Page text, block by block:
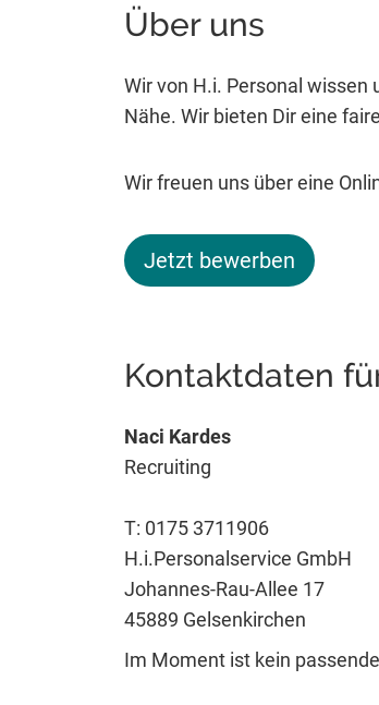
Über uns
Wir von H.i. Personal
Nähe. Wir bieten Dir eine
Wir freuen uns über eine
Jetzt bewerben
Kontaktdaten
Naci Kardes
Recruiting
T: 0175 3711906
H.i.Personalservice GmbH
Johannes-Rau-Allee 17
45889 Gelsenkirchen
Im Moment ist kein